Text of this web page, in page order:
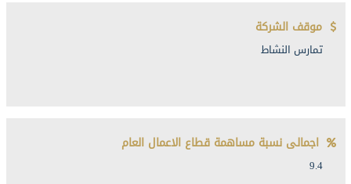
موقف الشركة
تمارس النشاط
اجمالى نسبة مساهمة قطاع الاعمال العام
9.4